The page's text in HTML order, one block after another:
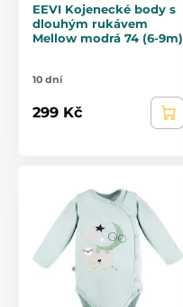
EEVI Kojenecké body s
dlouhým rukávem
Mellow modrá 74 (6-9m)
10 dní
299 Kč